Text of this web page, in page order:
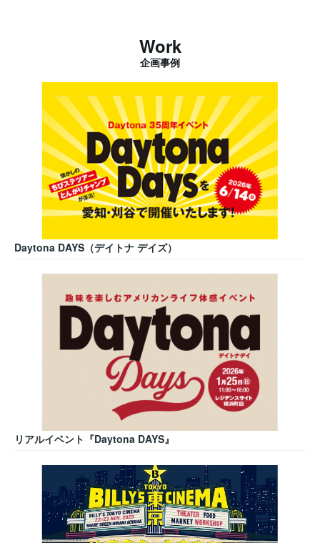
Work
企画事例
Daytona DAYS（デイトナ デイズ）
リアルイベント『Daytona DAYS』